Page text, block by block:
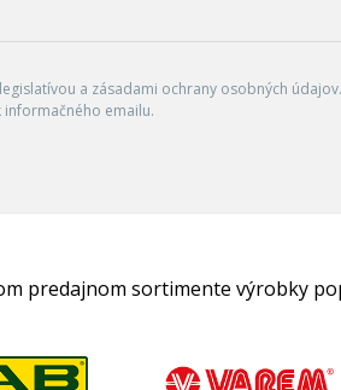
a zásadami ochrany osobných
emailu.
predajnom sortimente výrobky